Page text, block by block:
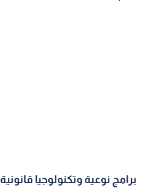
برامج نوعية وتكنولوجيا قانونية